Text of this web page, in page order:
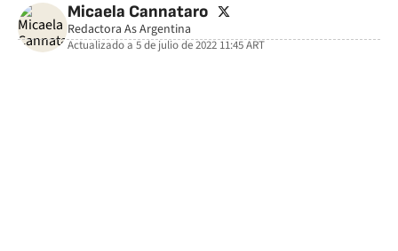
Micaela Cannataro twitter
Redactora As Argentina
Actualizado a5 de julio de 2022 11:45ART